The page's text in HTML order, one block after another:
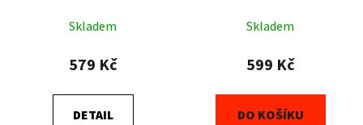
Skladem
579 Kč
DETAIL
Skladem
599 Kč
DO KOŠÍKU